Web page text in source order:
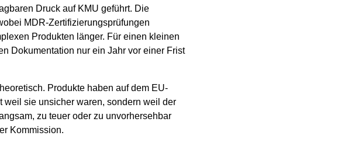
Druck auf KMU geführt. Die
MDR-Zertifizierungsprüfungen
Produkten länger. Für einen kleinen
Dokumentation nur ein Jahr vor einer Frist
Produkte haben auf dem EU-
weil sie unsicher waren, sondern weil der
zu teuer oder zu unvorhersehbar
Kommission.